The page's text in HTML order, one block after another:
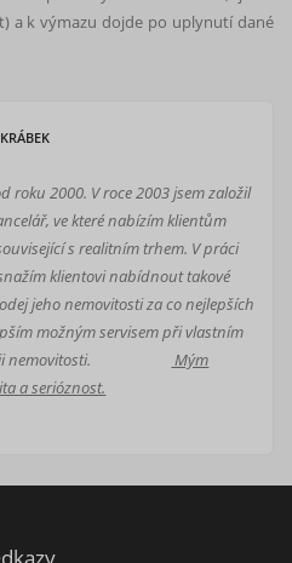
a k výmazu dojde po uplynutí dané
roku 2000. V roce 2003 jsem založil
ve které nabízím klientům
s realitním trhem. V práci
klientovi nabídnout takové
jeho nemovitosti za co nejlepších
možným servisem při vlastním
nemovitosti.
Mým
a serióznost.